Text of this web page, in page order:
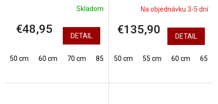
Skladom
€48,95 DETAIL
50 cm 60 cm 70 cm 85 cm
Na objednávku 3-5 dní
€135,90 DETAIL
50 cm 55 cm 60 cm 65